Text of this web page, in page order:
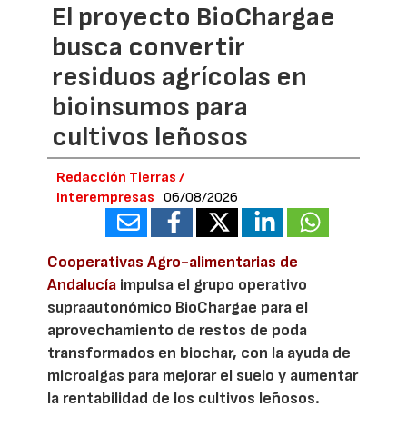
El proyecto BioChargae
busca convertir
residuos agrícolas en
bioinsumos para
cultivos leñosos
Redacción Tierras /
Interempresas
06/08/2026
Cooperativas Agro-alimentarias de
Andalucía impulsa el grupo operativo
supraautonómico BioChargae para el
aprovechamiento de restos de poda
transformados en biochar, con la ayuda de
microalgas para mejorar el suelo y aumentar
la rentabilidad de los cultivos leñosos.